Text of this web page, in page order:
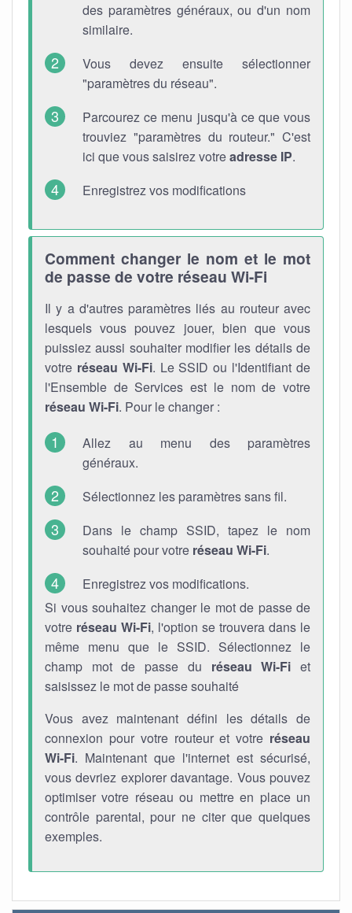
des paramètres généraux, ou d'un nom
similaire.
Vous devez ensuite sélectionner
"paramètres du réseau".
Parcourez ce menu jusqu'à ce que vous
trouviez "paramètres du routeur." C'est
ici que vous saisirez votreadresse IP.
Enregistrez vos modifications
Comment changer le nom et le mot
de passe de votre réseau Wi-Fi
Il y a d'autres paramètres liés au routeur avec
lesquels vous pouvez jouer, bien que vous
puissiez aussi souhaiter modifier les détails de
votre réseau Wi-Fi. Le SSID ou l'Identifiant de
l'Ensemble de Services est le nom de votre
réseau Wi-Fi. Pour le changer :
Allez au menu des paramètres
généraux.
Sélectionnez les paramètres sans fil.
Dans le champ SSID, tapez le nom
souhaité pour votre réseau Wi-Fi.
Enregistrez vos modifications.
Si vous souhaitez changer le mot de passe de
votre réseau Wi-Fi, l'option se trouvera dans le
même menu que le SSID. Sélectionnez le
champ mot de passe du réseau Wi-Fi et
saisissez le mot de passe souhaité
Vous avez maintenant défini les détails de
connexion pour votre routeur et votre réseau
Wi-Fi. Maintenant que l'internet est sécurisé,
vous devriez explorer davantage. Vous pouvez
optimiser votre réseau ou mettre en place un
contrôle parental, pour ne citer que quelques
exemples.